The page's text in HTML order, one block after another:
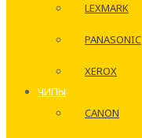
LEXMARK
PANASONIC
XEROX
ЧИПЫ
CANON